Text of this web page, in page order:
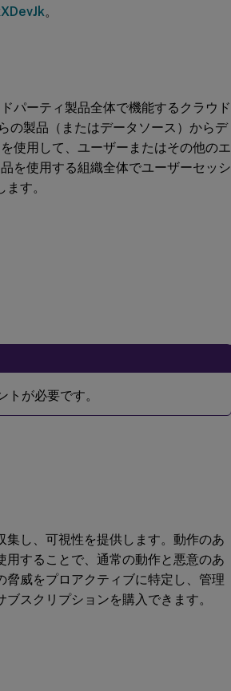
。
パーティ製品全体で機能するクラウド
の製品（またはデータソース）からデ
使用して、ユーザーまたはその他のエ
を使用する組織全体でユーザーセッシ
す。
トが必要です。
し、可視性を提供します。動作のあ
用することで、通常の動作と悪意のあ
威をプロアクティブに特定し、管理
スクリプションを購入できます。